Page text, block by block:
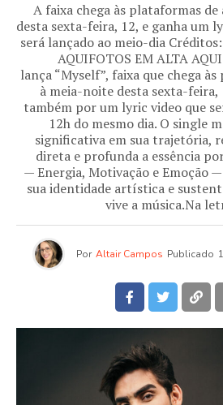
A faixa chega às plataformas
desta sexta-feira, 12, e ganha um
será lançado ao meio-dia
AQUIFOTOS EM ALTA
lança “Myself”, faixa que chega
à meia-noite desta sexta-feira,
também por um lyric video que
12h do mesmo dia. O single
significativa em sua trajetória,
direta e profunda a essência
— Energia, Motivação e Emoção
sua identidade artística e
vive a música.Na
Por Altair Campos Publicado